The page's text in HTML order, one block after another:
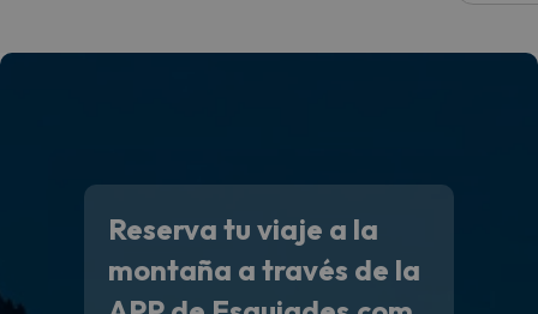
Reserva tu viaje a la
montaña a través de la